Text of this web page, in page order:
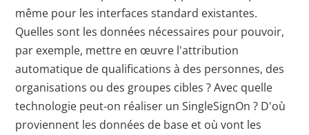
même pour les interfaces standard existantes.
Quelles sont les données nécessaires pour pouvoir,
par exemple, mettre en œuvre l'attribution
automatique de qualifications à des personnes, des
organisations ou des groupes cibles ? Avec quelle
technologie peut-on réaliser un SingleSignOn ? D'où
proviennent les données de base et où vont les